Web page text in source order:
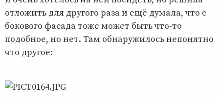
отложить для другого раза и ещё думала, что с
бокового фасада тоже может быть что-то
подобное, но нет. Там обнаружилось непонятно
что другое: